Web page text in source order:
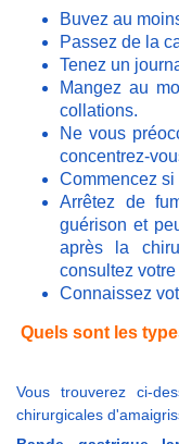
Buvez au
Passez de la
Tenez un
Mangez au
collations.
Ne vous
concentrez-
Commencez si
Arrêtez de
guérison et
après la
consultez
Connaissez
Quels sont les
Vous trouverez ci-
chirurgicales